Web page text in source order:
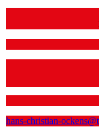
hans-christian-